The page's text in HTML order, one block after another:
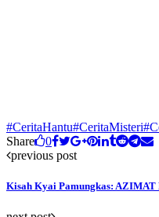
#CeritaHantu#CeritaMisteri
Share
0
previous post
Kisah Kyai Pamungkas: